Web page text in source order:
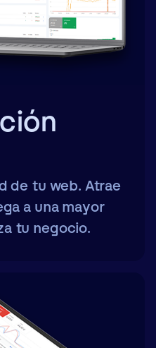
de tu web. Atrae
a una mayor
tu negocio.